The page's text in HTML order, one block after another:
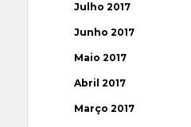
Julho 2017
Junho 2017
Maio 2017
Abril 2017
Março 2017